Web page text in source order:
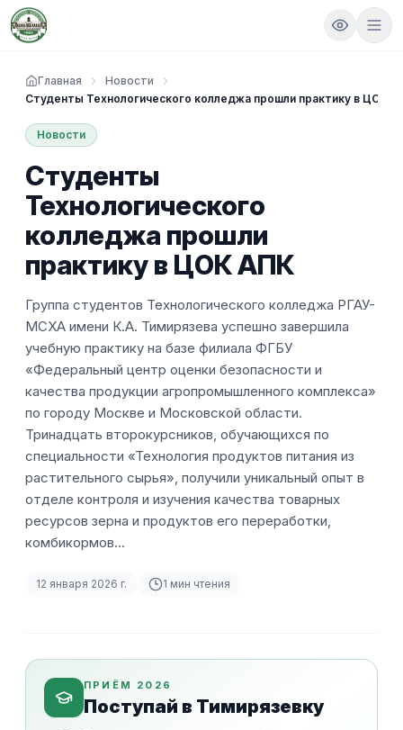
Главная
Новости
Студенты Технологического колледжа прошли практику в ЦОК
Новости
Студенты
Технологического
колледжа прошли
практику в ЦОК АПК
Группа студентов Технологического колледжа РГАУ-
МСХА имени К.А. Тимирязева успешно завершила
учебную практику на базе филиала ФГБУ
«Федеральный центр оценки безопасности и
качества продукции агропромышленного комплекса»
по городу Москве и Московской области.
Тринадцать второкурсников, обучающихся по
специальности «Технология продуктов питания из
растительного сырья», получили уникальный опыт в
отделе контроля и изучения качества товарных
ресурсов зерна и продуктов его переработки,
комбикормов…
12 января 2026 г. 1 мин чтения
ПРИЁМ 2026
Поступай в Тимирязевку